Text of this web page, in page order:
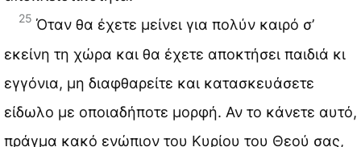
25 Όταν θα έχετε μείνει για πολύν καιρό σ’
εκείνη τη χώρα και θα έχετε αποκτήσει παιδιά κι
εγγόνια, μη διαφθαρείτε και κατασκευάσετε
είδωλο με οποιαδήποτε μορφή. Αν το κάνετε αυτό,
πράγμα κακό ενώπιον του Κυρίου του Θεού σας,